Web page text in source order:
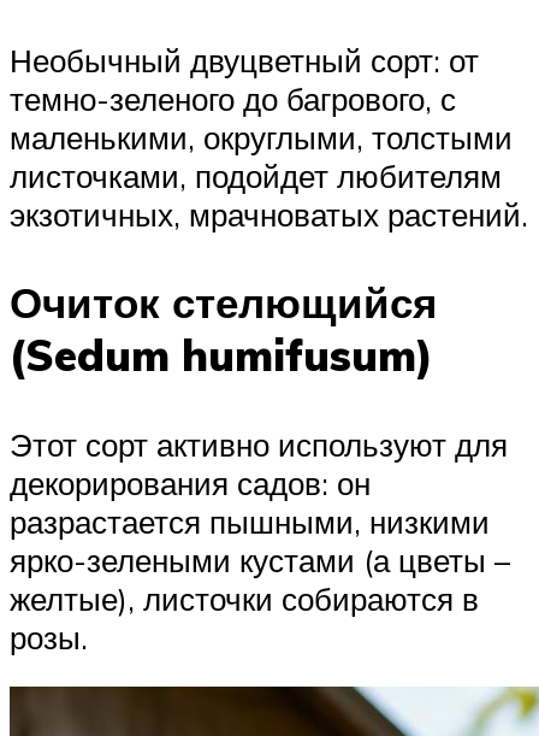
Необычный двуцветный сорт: от
темно-зеленого до багрового, с
маленькими, округлыми, толстыми
листочками, подойдет любителям
экзотичных, мрачноватых растений.
Очиток стелющийся
(Sedum humifusum)
Этот сорт активно используют для
декорирования садов: он
разрастается пышными, низкими
ярко-зелеными кустами (а цветы –
желтые), листочки собираются в
розы.